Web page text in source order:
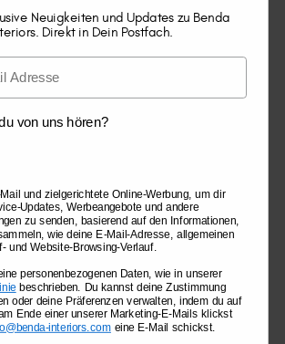
Neuigkeiten und Updates zu Benda
Direkt in Dein Postfach.
von uns hören?
und zielgerichtete Online-Werbung, um dir
Updates, Werbeangebote und andere
zu senden, basierend auf den Informationen,
wie deine E-Mail-Adresse, allgemeinen
und Website-Browsing-Verlauf.
personenbezogenen Daten, wie in unserer
beschrieben. Du kannst deine Zustimmung
oder deine Präferenzen verwalten, indem du auf
Ende einer unserer Marketing-E-Mails klickst
interiors.comeine E-Mail schickst.